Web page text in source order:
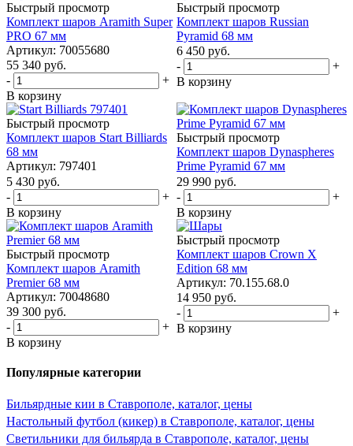
Быстрый просмотр
Комплект шаров Aramith Super
PRO 67 мм
Артикул: 70055680
55 340 руб.
-
+
В корзину
Быстрый просмотр
Комплект шаров Russian
Pyramid 68 мм
6 450 руб.
-
+
В корзину
Быстрый просмотр
Комплект шаров Start Billiards
68 мм
Артикул: 797401
5 430 руб.
-
+
В корзину
Быстрый просмотр
Комплект шаров Dynaspheres
Prime Pyramid 67 мм
29 990 руб.
-
+
В корзину
Быстрый просмотр
Комплект шаров Aramith
Premier 68 мм
Артикул: 70048680
39 300 руб.
-
+
В корзину
Быстрый просмотр
Комплект шаров Сrown X
Edition 68 мм
Артикул: 70.155.68.0
14 950 руб.
-
+
В корзину
Популярные категории
Бильярдные кии в Ставрополе, каталог, цены
Настольный футбол (кикер) в Ставрополе, каталог, цены
Светильники для бильярда в Ставрополе, каталог, цены